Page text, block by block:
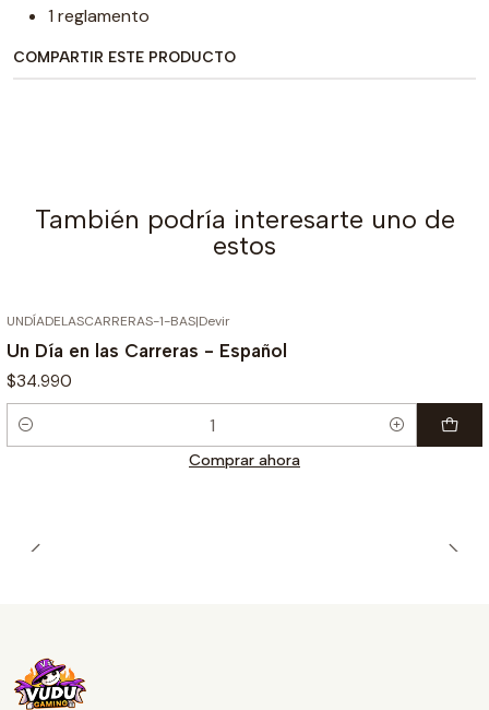
1 reglamento
COMPARTIR ESTE PRODUCTO
También podría interesarte uno de
estos
UNDÍADELASCARRERAS-1-BAS|Devir
Un Día en las Carreras - Español
$34.990
Cantidad
Comprar ahora